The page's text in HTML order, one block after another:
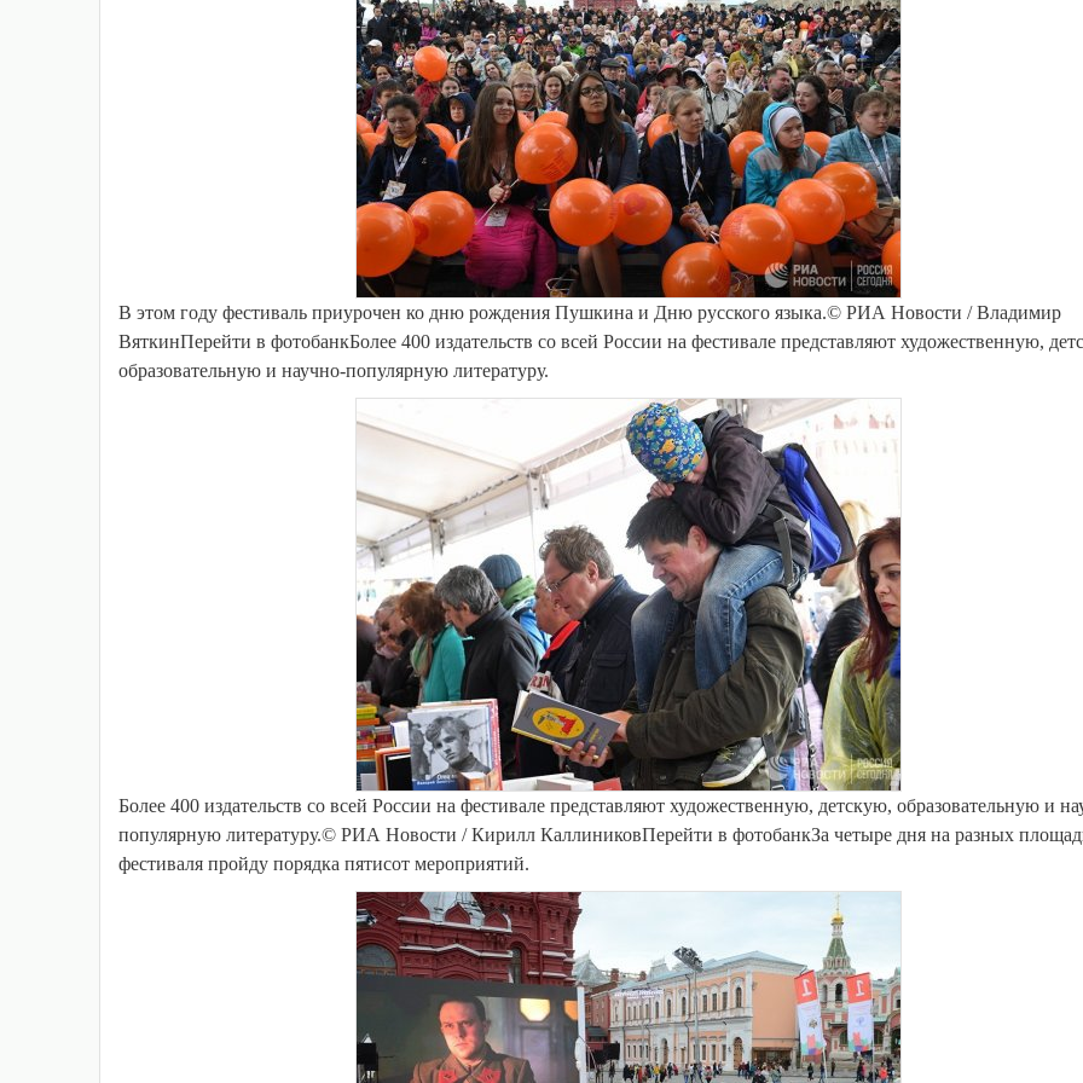
В этом году фестиваль приурочен ко дню рождения Пушкина и Дню русского языка.© РИА Новости / Владимир
ВяткинПерейти в фотобанкБолее 400 издательств со всей России на фестивале представляют художественную,
образовательную и научно-популярную литературу.
Более 400 издательств со всей России на фестивале представляют художественную, детскую, образовательную и
популярную литературу.© РИА Новости / Кирилл КаллиниковПерейти в фотобанкЗа четыре дня на разных
фестиваля пройду порядка пятисот мероприятий.